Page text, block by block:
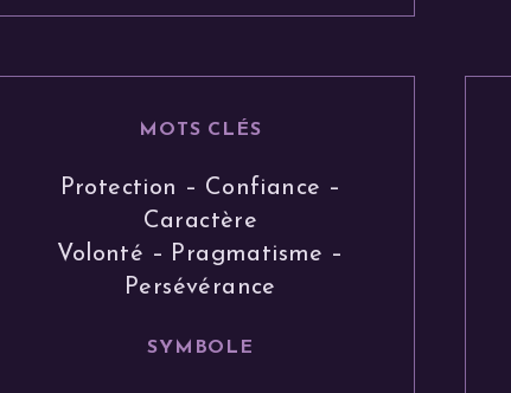
MOTS CLÉS
Protection – Confiance –
Caractère
Volonté – Pragmatisme –
Persévérance
SYMBOLE